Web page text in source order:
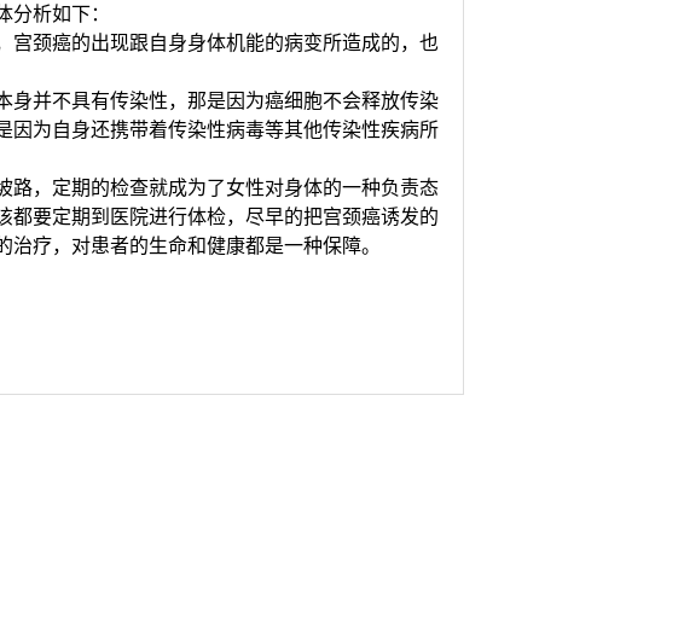
析如下：
颈癌的出现跟自身身体机能的病变所造成的，也
并不具有传染性，那是因为癌细胞不会释放传染
因为自身还携带着传染性病毒等其他传染性疾病所
，定期的检查就成为了女性对身体的一种负责态
要定期到医院进行体检，尽早的把宫颈癌诱发的
疗，对患者的生命和健康都是一种保障。